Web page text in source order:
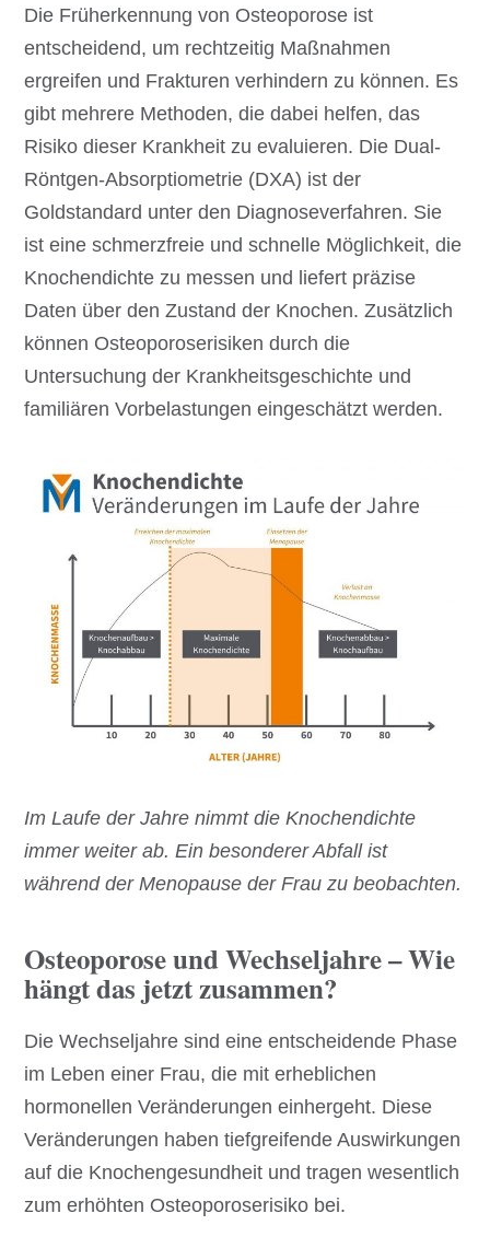
Die Früherkennung von Osteoporose ist
entscheidend, um rechtzeitig Maßnahmen
ergreifen und Frakturen verhindern zu können. Es
gibt mehrere Methoden, die dabei helfen, das
Risiko dieser Krankheit zu evaluieren. Die Dual-
Röntgen-Absorptiometrie (DXA) ist der
Goldstandard unter den Diagnoseverfahren. Sie
ist eine schmerzfreie und schnelle Möglichkeit, die
Knochendichte zu messen und liefert präzise
Daten über den Zustand der Knochen. Zusätzlich
können Osteoporoserisiken durch die
Untersuchung der Krankheitsgeschichte und
familiären Vorbelastungen eingeschätzt werden.
Im Laufe der Jahre nimmt die Knochendichte
immer weiter ab. Ein besonderer Abfall ist
während der Menopause der Frau zu beobachten.
Osteoporose und Wechseljahre – Wie
hängt das jetzt zusammen?
Die Wechseljahre sind eine entscheidende Phase
im Leben einer Frau, die mit erheblichen
hormonellen Veränderungen einhergeht. Diese
Veränderungen haben tiefgreifende Auswirkungen
auf die Knochengesundheit und tragen wesentlich
zum erhöhten Osteoporoserisiko bei.